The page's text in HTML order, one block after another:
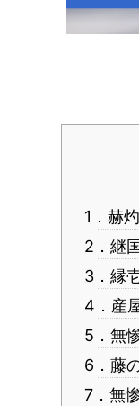
1．赫
2．継
3．縁
4．産
5．無
6．藤
7．無